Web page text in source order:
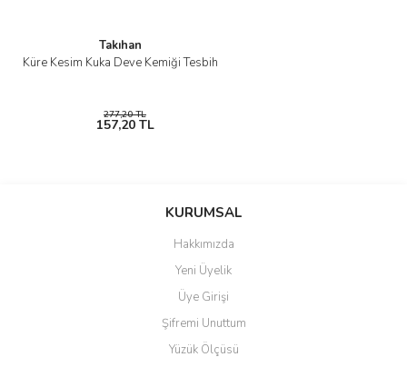
Takıhan
Küre Kesim Kuka Deve Kemiği Tesbih
277,20 TL
157,20 TL
KURUMSAL
Hakkımızda
Yeni Üyelik
Üye Girişi
Şifremi Unuttum
Yüzük Ölçüsü